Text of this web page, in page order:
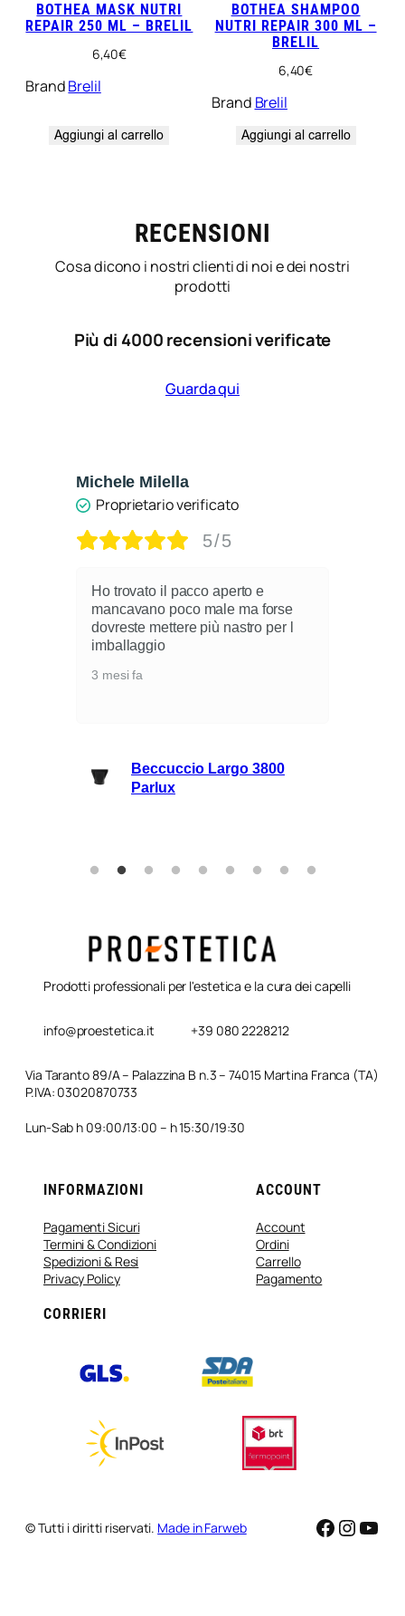
BOTHEA MASK NUTRI
REPAIR 250 ML – BRELIL
6,40€
BrandBrelil
Aggiungi al carrello
BOTHEA SHAMPOO
NUTRI REPAIR 300 ML –
BRELIL
6,40€
Brand Brelil
Aggiungi al carrello
RECENSIONI
Cosa dicono i nostri clienti di noi e dei nostri
prodotti
Più di 4000 recensioni verificate
Guarda qui
Michele Milella
Proprietario verificato
5/5
Ho trovato il pacco aperto e
mancavano poco male ma forse
dovreste mettere più nastro per l
imballaggio
3 mesi fa
Beccuccio Largo 3800
Parlux
Prodotti professionali per l'estetica e la cura dei capelli
info@proestetica.it +39 080 2228212
Via Taranto 89/A – Palazzina B n.3 – 74015 Martina Franca (TA)
P.IVA: 03020870733
Lun-Sab h 09:00/13:00 – h 15:30/19:30
INFORMAZIONI
Pagamenti Sicuri
Termini & Condizioni
Spedizioni & Resi
Privacy Policy
ACCOUNT
Account
Ordini
Carrello
Pagamento
CORRIERI
© Tutti i diritti riservati. Made in Farweb